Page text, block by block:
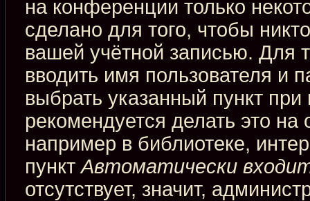
на конференции только
сделано для того, чтобы
вашей учётной записью. Для
вводить имя пользователя и
выбрать указанный пункт
рекомендуется делать это
например в библиотеке,
пунктАвтоматически
отсутствует, значит,